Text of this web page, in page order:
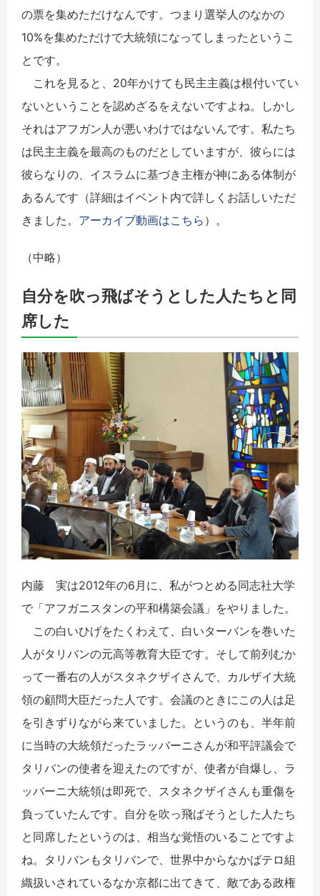
の票を集めただけなんです。つまり選挙人のなかの
10%を集めただけで大統領になってしまったというこ
とです。
これを見ると、20年かけても民主主義は根付いてい
ないということを認めざるをえないですよね。しかし
それはアフガン人が悪いわけではないんです。私たち
は民主主義を最高のものだとしていますが、彼らには
彼らなりの、イスラムに基づき主権が神にある体制が
あるんです（詳細はイベント内で詳しくお話しいただ
きました。 アーカイブ動画はこちら ）。
（中略）
自分を吹っ飛ばそうとした人たちと同
席した
内藤 実は2012年の6月に、私がつとめる同志社大学
で「アフガニスタンの平和構築会議」をやりました。
この白いひげをたくわえて、白いターバンを巻いた
人がタリバンの元高等教育大臣です。そして前列むか
って一番右の人がスタネクザイさんで、カルザイ大統
領の顧問大臣だった人です。会議のときにこの人は足
を引きずりながら来ていました。というのも、半年前
に当時の大統領だったラッバーニさんが和平評議会で
タリバンの使者を迎えたのですが、使者が自爆し、ラ
ッバーニ大統領は即死で、スタネクザイさんも重傷を
負っていたんです。自分を吹っ飛ばそうとした人たち
と同席したというのは、相当な覚悟のいることですよ
ね。タリバンもタリバンで、世界中からなかばテロ組
織扱いされているなか京都に出てきて、敵である政権